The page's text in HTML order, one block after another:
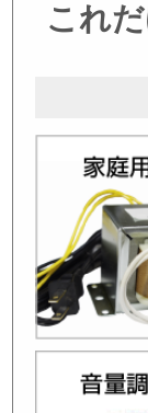
これ